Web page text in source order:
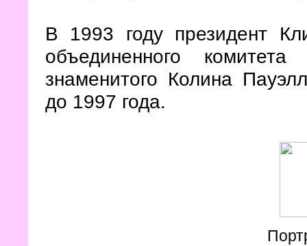
В 1993 году президент
объединенного
знаменитого Колина
до 1997 года.